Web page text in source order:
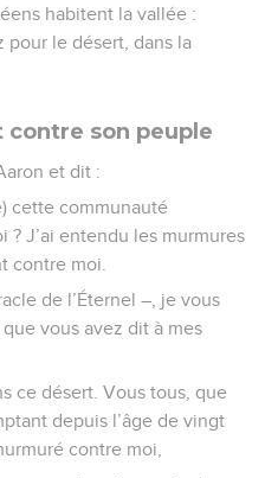
habitent la vallée :
pour le désert, dans la
son peuple
et dit :
cette communauté
? J’ai entendu les murmures
contre moi.
de l’Éternel –, je vous
vous avez dit à mes
ce désert. Vous tous, que
depuis l’âge de vingt
contre moi,